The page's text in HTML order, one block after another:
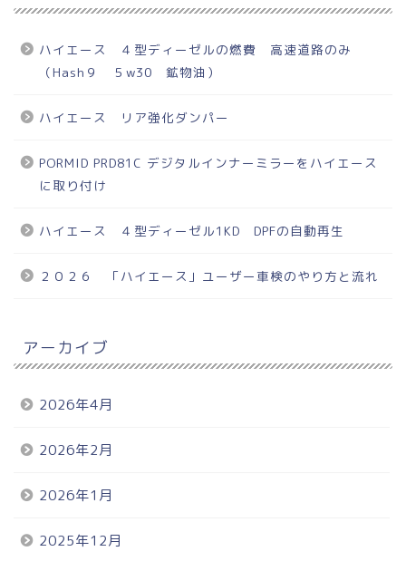
ハイエース ４型ディーゼルの燃費 高速道路のみ
（Hash９ ５w30 鉱物油）
ハイエース リア強化ダンパー
PORMID PRD81C デジタルインナーミラーをハイエース
に取り付け
ハイエース ４型ディーゼル1KD DPFの自動再生
２０２６ 「ハイエース」ユーザー車検のやり方と流れ
アーカイブ
2026年4月
2026年2月
2026年1月
2025年12月